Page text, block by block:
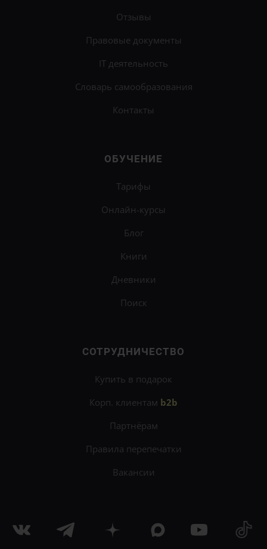
Отзывы
Правовые документы
IT деятельность
Словарь самообразования
Контакты
ОБУЧЕНИЕ
Тарифы
Онлайн-курсы
Блог
Книги
Дневники
Поиск
СОТРУДНИЧЕСТВО
Купить в подарок
Корп. клиентам b2b
Партнёрам
Правила перепечатки
Вакансии